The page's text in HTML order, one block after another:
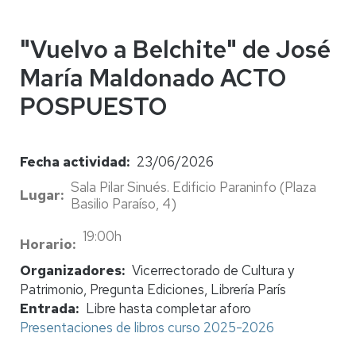
"Vuelvo a Belchite" de José
María Maldonado ACTO
POSPUESTO
Fecha actividad
23/06/2026
Lugar
Sala Pilar Sinués. Edificio Paraninfo (Plaza
Basilio Paraíso, 4)
Horario
19:00h
Organizadores Vicerrectorado de Cultura y
Patrimonio, Pregunta Ediciones, Librería París
Entrada
Libre hasta completar aforo
Presentaciones de libros curso 2025-2026